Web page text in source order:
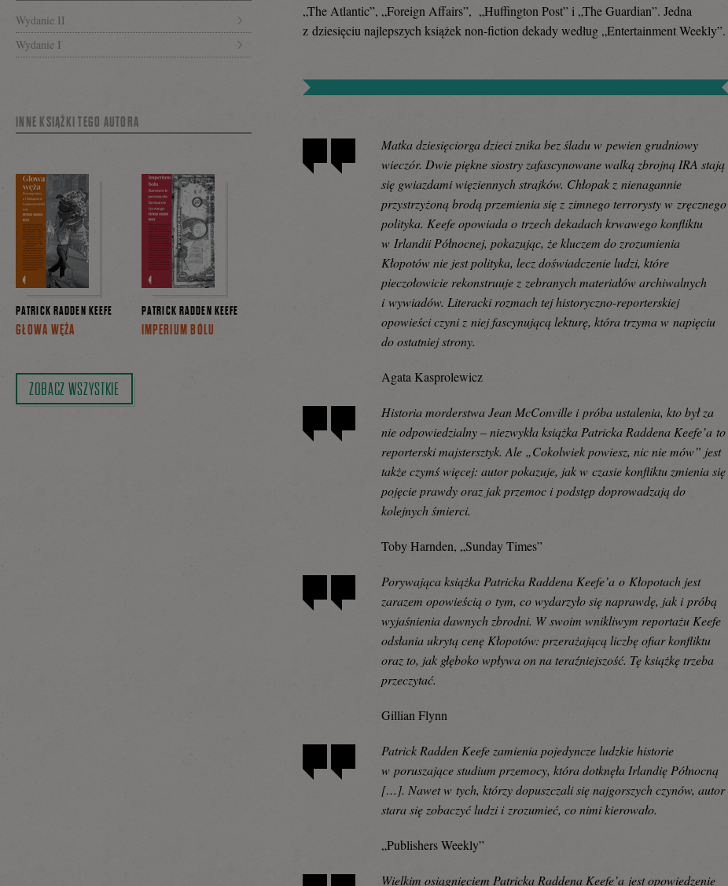
„The Atlantic”, „Foreign Affairs”, „Huffington Post” i „The Guardian”. Jedna
z dziesięciu najlepszych książek non-fiction dekady według „Entertainment Weekly”.
Matka dziesięciorga dzieci znika bez śladu w pewien grudniowy
wieczór. Dwie piękne siostry zafascynowane walką zbrojną IRA stają
się gwiazdami więziennych strajków. Chłopak z nienagannie
przystrzyżoną brodą przemienia się z zimnego terrorysty w zręcznego
polityka. Keefe opowiada o trzech dekadach krwawego konfliktu
w Irlandii Północnej, pokazując, że kluczem do zrozumienia
Kłopotów nie jest polityka, lecz doświadczenie ludzi, które
pieczołowicie rekonstruuje z zebranych materiałów archiwalnych
i wywiadów. Literacki rozmach tej historyczno-reporterskiej
opowieści czyni z niej fascynującą lekturę, która trzyma w napięciu
do ostatniej strony.
Agata Kasprolewicz
Historia morderstwa Jean McConville i próba ustalenia, kto był za
nie odpowiedzialny – niezwykła książka Patricka Raddena Keefe’a to
reporterski majstersztyk. Ale „Cokolwiek powiesz, nic nie mów” jest
także czymś więcej: autor pokazuje, jak w czasie konfliktu zmienia się
pojęcie prawdy oraz jak przemoc i podstęp doprowadzają do
kolejnych śmierci.
Toby Harnden, „Sunday Times”
Porywająca książka Patricka Raddena Keefe’a o Kłopotach jest
zarazem opowieścią o tym, co wydarzyło się naprawdę, jak i próbą
wyjaśnienia dawnych zbrodni. W swoim wnikliwym reportażu Keefe
odsłania ukrytą cenę Kłopotów: przerażającą liczbę ofiar konfliktu
oraz to, jak głęboko wpływa on na teraźniejszość. Tę książkę trzeba
przeczytać.
Gillian Flynn
Patrick Radden Keefe zamienia pojedyncze ludzkie historie
w poruszające studium przemocy, która dotknęła Irlandię Północną
[…]. Nawet w tych, którzy dopuszczali się najgorszych czynów, autor
stara się zobaczyć ludzi i zrozumieć, co nimi kierowało.
„Publishers Weekly”
Wielkim osiągnięciem Patricka Raddena Keefe’a jest opowiedzenie
Wydanie II
Wydanie I
INNE KSIĄŻKI TEGO AUTORA
PATRICK RADDEN KEEFE
GŁOWA WĘŻA
PATRICK RADDEN KEEFE
IMPERIUM BÓLU
ZOBACZ WSZYSTKIE